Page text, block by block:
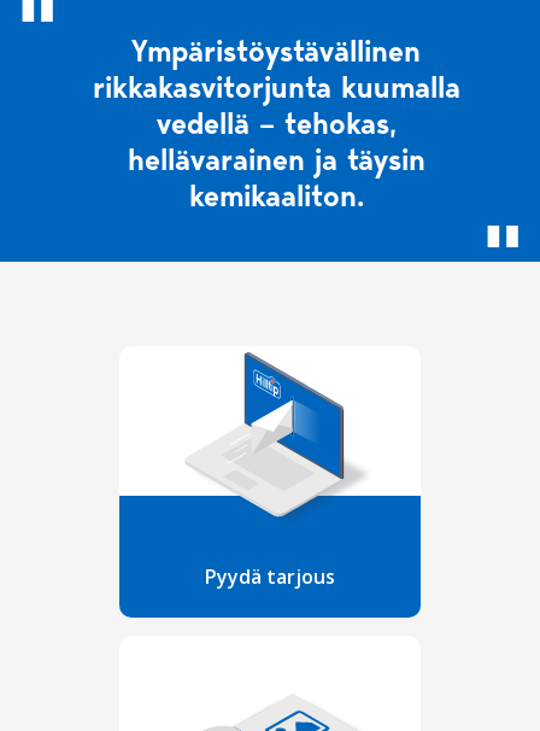
Ympäristöystävällinen
rikkakasvitorjunta kuumalla
vedellä – tehokas,
hellävarainen ja täysin
kemikaaliton.
Pyydä tarjous